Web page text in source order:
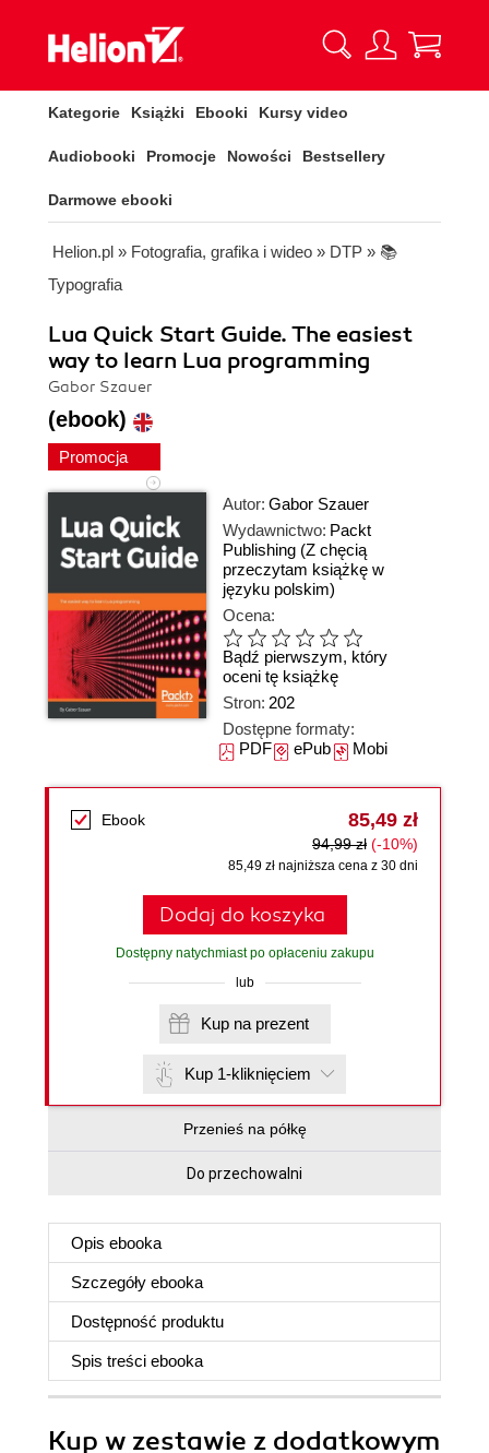
Kategorie Książki Ebooki Kursy video
Audiobooki Promocje Nowości Bestsellery
Darmowe ebooki
Helion.pl » Fotografia, grafika i wideo » DTP » 📚
Typografia
Lua Quick Start Guide. The easiest
way to learn Lua programming
Gabor Szauer
(ebook)
Promocja
Autor: Gabor Szauer
Wydawnictwo: Packt
Publishing (Z chęcią
przeczytam książkę w
języku polskim)
Ocena:
Bądź pierwszym, który
oceni tę książkę
Stron: 202
Dostępne formaty:
PDFePubMobi
Ebook 85,49 zł
94,99 zł (-10%)
85,49 zł najniższa cena z 30 dni
Dodaj do koszyka
Dostępny natychmiast po opłaceniu zakupu
lub
Kup na prezent
Kup 1-kliknięciem
Przenieś na półkę
Do przechowalni
Opis ebooka
Szczegóły ebooka
Dostępność produktu
Spis treści ebooka
Kup w zestawie z dodatkowym